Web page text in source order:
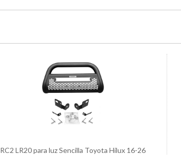
RC2 LR20 para luz Sencilla Toyota Hilux 16-26